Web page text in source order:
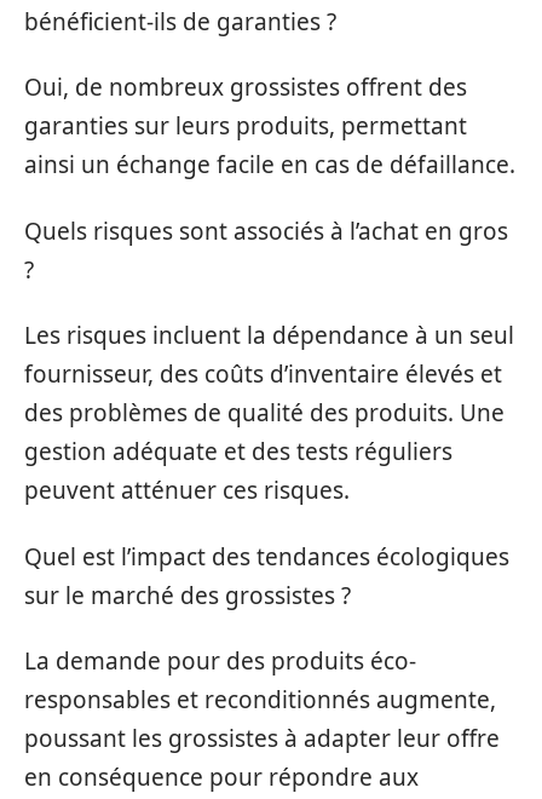
bénéficient-ils de garanties ?
Oui, de nombreux grossistes offrent des
garanties sur leurs produits, permettant
ainsi un échange facile en cas de défaillance.
Quels risques sont associés à l’achat en gros
?
Les risques incluent la dépendance à un seul
fournisseur, des coûts d’inventaire élevés et
des problèmes de qualité des produits. Une
gestion adéquate et des tests réguliers
peuvent atténuer ces risques.
Quel est l’impact des tendances écologiques
sur le marché des grossistes ?
La demande pour des produits éco-
responsables et reconditionnés augmente,
poussant les grossistes à adapter leur offre
en conséquence pour répondre aux